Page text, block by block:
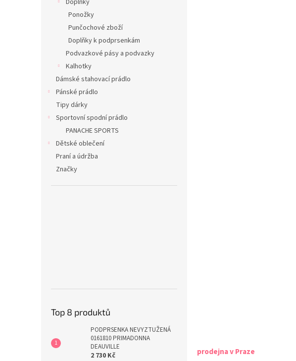
Doplňky
Ponožky
Punčochové zboží
Doplňky k podprsenkám
Podvazkové pásy a podvazky
Kalhotky
Dámské stahovací prádlo
Pánské prádlo
Tipy dárky
Sportovní spodní prádlo
PANACHE SPORTS
Dětské oblečení
Praní a údržba
Značky
Top 8 produktů
PODPRSENKA NEVYZTUŽENÁ
0161810 PRIMADONNA
DEAUVILLE
2 730 Kč prodejna v Praze